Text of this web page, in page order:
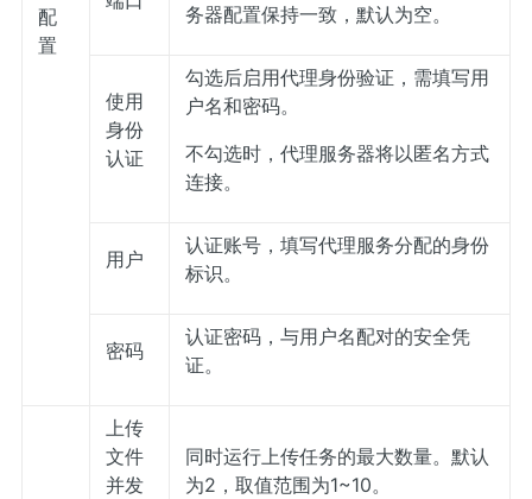
配
置
务器配置保持一致，默认为空。
使用
身份
认证
勾选后启用代理身份验证，需填写用
户名和密码。
不勾选时，代理服务器将以匿名方式
连接。
用户
认证账号，填写代理服务分配的身份
标识。
密码
认证密码，与用户名配对的安全凭
证。
上传
文件
并发
同时运行上传任务的最大数量。默认
为2，取值范围为1~10。